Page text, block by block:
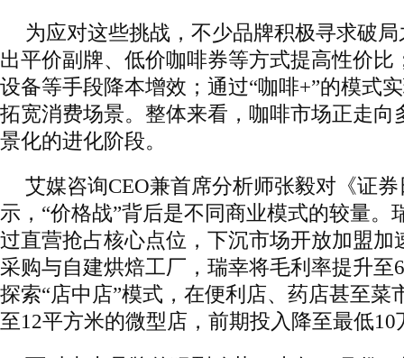
为应对这些挑战，不少品牌积极寻求破
出平价副牌、低价咖啡券等方式提高性价比
设备等手段降本增效；通过“咖啡+”的模式
拓宽消费场景。整体来看，咖啡市场正走向
景化的进化阶段。
艾媒咨询CEO兼首席分析师张毅对《证
示，“价格战”背后是不同商业模式的较量。
过直营抢占核心点位，下沉市场开放加盟加
采购与自建烘焙工厂，瑞幸将毛利率提升至
探索“店中店”模式，在便利店、药店甚至菜
至12平方米的微型店，前期投入降至最低10